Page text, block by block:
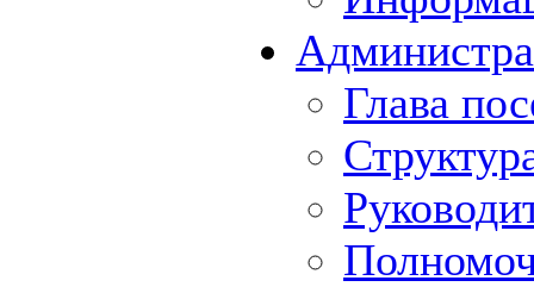
Глава